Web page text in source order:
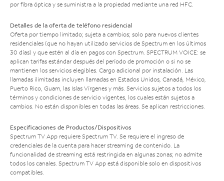
por fibra óptica y se suministra a la propiedad mediante una red HFC.
Detalles de la oferta de teléfono residencial
Oferta por tiempo limitado; sujeta a cambios; solo para nuevos clientes
residenciales (que no hayan utilizado servicios de Spectrum en los últimos
30 días) y que estén al día en pagos con Spectrum. SPECTRUM VOICE: se
aplican tarifas estándar después del período de promoción o si no se
mantienen los servicios elegibles. Cargo adicional por instalación. Las
llamadas ilimitadas incluyen llamadas en Estados Unidos, Canadá, México,
Puerto Rico, Guam, las Islas Vírgenes y más. Servicios sujetos a todos los
términos y condiciones de servicio vigentes, los cuales están sujetos a
cambios. No están disponibles en todas las áreas. Se aplican restricciones.
Especificaciones de Productos/Dispositivos
Spectrum TV App requiere Spectrum TV. Se requiere el ingreso de
credenciales de la cuenta para hacer streaming de contenido. La
funcionalidad de streaming está restringida en algunas zonas; no admite
todos los canales. Spectrum TV App está disponible solo en dispositivos
compatibles.